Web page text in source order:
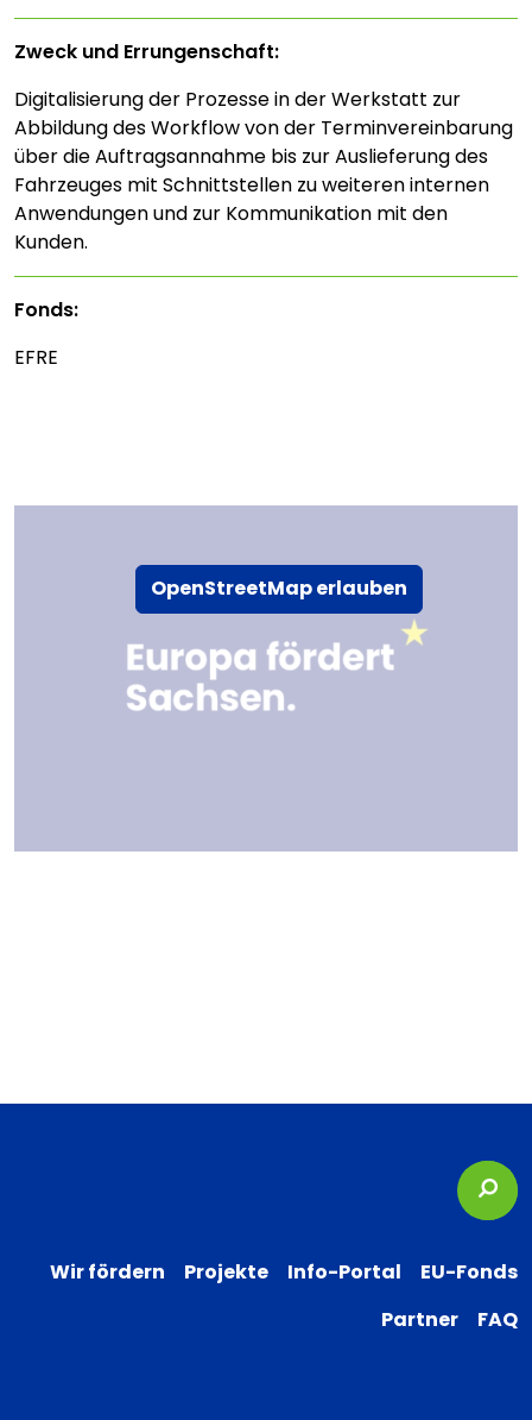
OpenStreetMap erlauben
Zweck und Errungenschaft:
Digitalisierung der Prozesse in der Werkstatt zur
Abbildung des Workflow von der Terminvereinbarung
über die Auftragsannahme bis zur Auslieferung des
Fahrzeuges mit Schnittstellen zu weiteren internen
Anwendungen und zur Kommunikation mit den
Kunden.
Fonds:
EFRE
Wir fördern Projekte Info-Portal
EU-Fonds
Partner
FAQ